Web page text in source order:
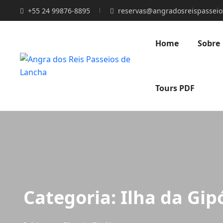
+55 24 99876-8895
Home Sobre
Tours PDF
Categoria: Ilha da